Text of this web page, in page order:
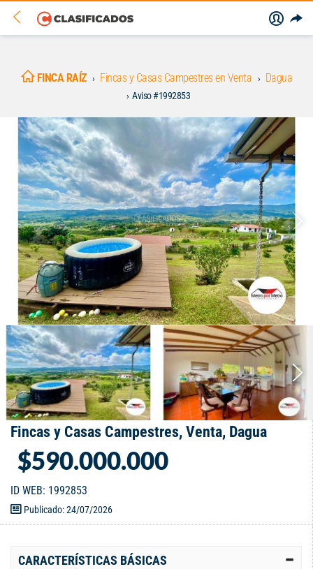
FINCA RAÍZ Fincas y Casas Campestres en Venta Dagua
Aviso #1992853
Fincas y Casas Campestres, Venta, Dagua
$590.000.000
ID WEB: 1992853
Publicado: 24/07/2026
CARACTERÍSTICAS BÁSICAS